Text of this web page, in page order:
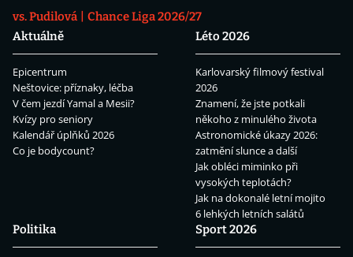
vs. Pudilová
Chance Liga 2026/27
Aktuálně
Epicentrum
Neštovice: příznaky, léčba
V čem jezdí Yamal a Mesii?
Kvízy pro seniory
Kalendář úplňků 2026
Co je bodycount?
Léto 2026
Karlovarský filmový festival
2026
Znamení, že jste potkali
někoho z minulého života
Astronomické úkazy 2026:
zatmění slunce a další
Jak obléci miminko při
vysokých teplotách?
Jak na dokonalé letní mojito
6 lehkých letních salátů
Politika
Sport 2026